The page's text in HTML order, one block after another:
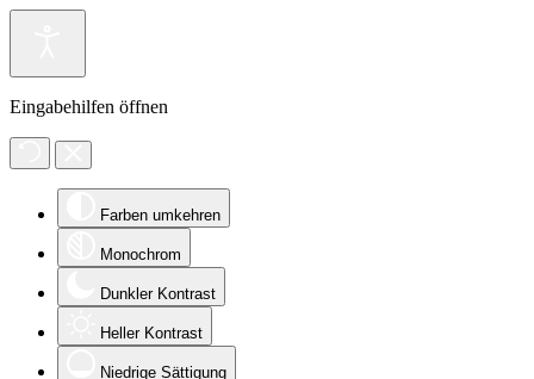
Eingabehilfen öffnen
Farben umkehren
Monochrom
Dunkler Kontrast
Heller Kontrast
Niedrige Sättigung